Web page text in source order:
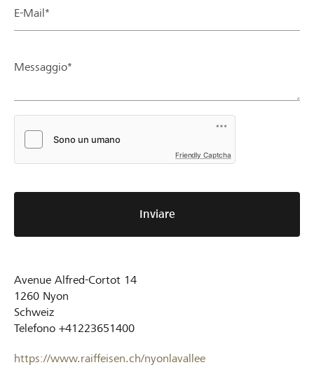
E-Mail*
Messaggio*
Friendly Captcha
Inviare
Avenue Alfred-Cortot 14
1260 Nyon
Schweiz
Telefono +41223651400
https://www.raiffeisen.ch/nyonlavallee